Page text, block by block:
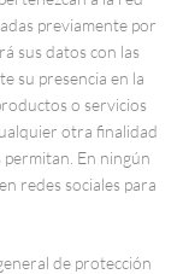
previamente por
sus datos con las
su presencia en la
o servicios
otra finalidad
permitan. En ningún
redes sociales para
de protección